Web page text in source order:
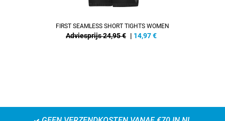
FIRST SEAMLESS SHORT TIGHTS WOMEN
Adviesprijs 24,95 € | 14,97€